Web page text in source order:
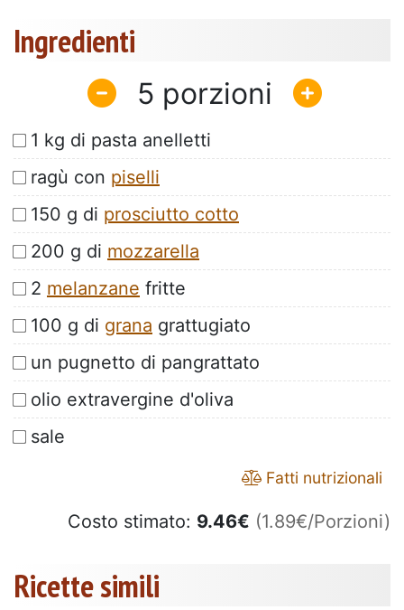
Ingredienti
5
1 kg di pasta anelletti
ragù con piselli
150 g di prosciutto cotto
200 g di mozzarella
2 melanzane fritte
100 g di grana grattugiato
un pugnetto di pangrattato
olio extravergine d'oliva
sale
Fatti nutrizionali
Costo stimato: 9.46€ (1.89€/Porzioni)
Ricette simili